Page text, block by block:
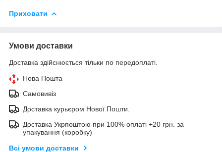
Приховати
Умови доставки
Доставка здійснюється тільки по передоплаті.
Нова Пошта
Самовивіз
Доставка курьєром Нової Пошти.
Доставка Укрпоштою при 100% оплаті +20 грн. за
упакування (коробку)
Всі умови доставки